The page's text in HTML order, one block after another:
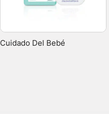
Cuidado Del Bebé